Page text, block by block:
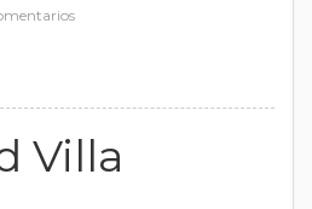
Villa